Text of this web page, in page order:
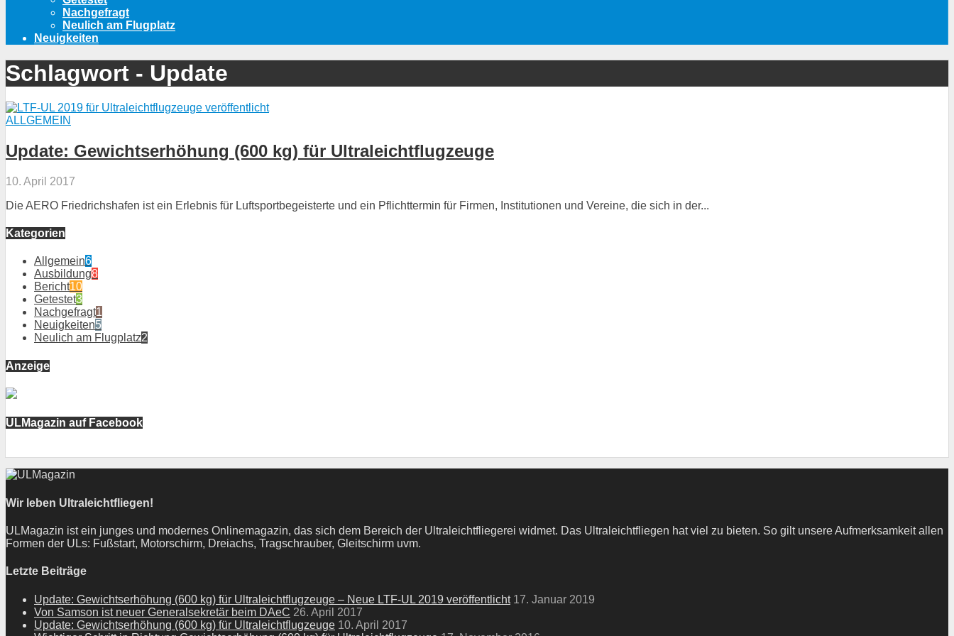
Nachgefragt
Neulich am Flugplatz
Neuigkeiten
Schlagwort - Update
ALLGEMEIN
Update: Gewichtserhöhung (600 kg) für Ultraleichtflugzeuge
10. April 2017
Die AERO Friedrichshafen ist ein Erlebnis für Luftsportbegeisterte und ein Pflichttermin für Firmen, Institutionen und Vereine, die sich in der...
Kategorien
Allgemein6
Ausbildung8
Bericht10
Getestet3
Nachgefragt1
Neuigkeiten5
Neulich am Flugplatz2
Anzeige
ULMagazin auf Facebook
Wir leben Ultraleichtfliegen!
ULMagazin ist ein junges und modernes Onlinemagazin, das sich dem Bereich der Ultraleichtfliegerei widmet. Das Ultraleichtfliegen hat viel zu bieten. So gilt unsere Aufmerksamkeit allen
Formen der ULs: Fußstart, Motorschirm, Dreiachs, Tragschrauber, Gleitschirm uvm.
Letzte Beiträge
Update: Gewichtserhöhung (600 kg) für Ultraleichtflugzeuge – Neue LTF-UL 2019 veröffentlicht 17. Januar 2019
Von Samson ist neuer Generalsekretär beim DAeC 26. April 2017
Update: Gewichtserhöhung (600 kg) für Ultraleichtflugzeuge 10. April 2017